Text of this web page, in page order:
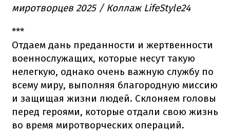
миротворцев 2025 / Коллаж LifeStyle24
***
Отдаем дань преданности и жертвенности
военнослужащих, которые несут такую
нелегкую, однако очень важную службу по
всему миру, выполняя благородную миссию
и защищая жизни людей. Склоняем головы
перед героями, которые отдали свою жизнь
во время миротворческих операций.